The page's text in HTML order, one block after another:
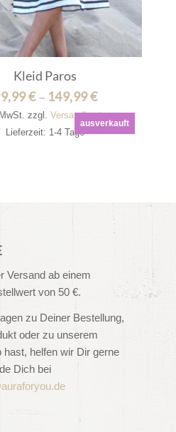
ausverkauft
Kleid Paros
€– 149,99€
zzgl.Versandkosten
Lieferzeit: 1-4 Tage
Versand ab einem
von 50 €.
zu Deiner Bestellung,
oder zu unserem
hast, helfen wir Dir gerne
Dich bei